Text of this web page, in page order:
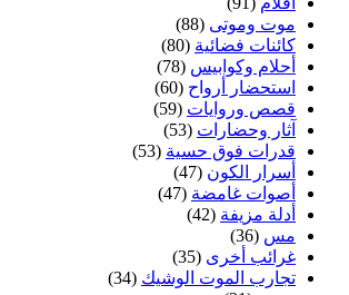
موت وموتى (88)
كائنات فضائية (80)
أحلام وكوابيس (78)
استحضار أرواح (60)
قصص وروايات (59)
آثار وحضارات (53)
قدرات فوق حسية (53)
أسرار الكون (47)
أصوات غامضة (47)
أدلة مزيفة (42)
مس (36)
غرائب أخرى (35)
تجارب الموت الوشيك (34)